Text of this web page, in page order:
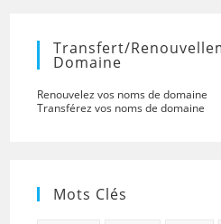
Transfert/
Domaine
Renouvelez vos noms de domaine
Transférez vos noms de domaine
Mots Clés